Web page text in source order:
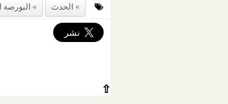
الحدث البورصة
⇧